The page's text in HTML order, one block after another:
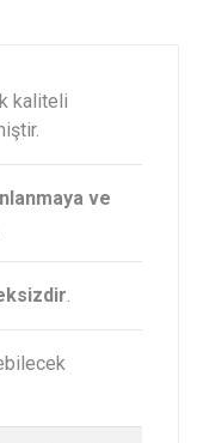
kaliteli
ve
.